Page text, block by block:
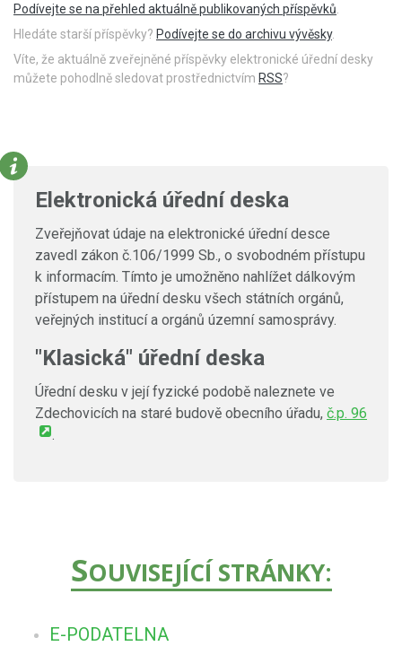
Podívejte se na přehled aktuálně publikovaných příspěvků
Hledáte starší příspěvky? Podívejte se do archivu vývěsky.
Víte, že aktuálně zveřejněné příspěvky elektronické úřední desky
můžete pohodlně sledovat prostřednictvím RSS?
Elektronická úřední deska
Zveřejňovat údaje na elektronické úřední desce
zavedl zákon č.106/1999 Sb., o svobodném přístupu
k informacím. Tímto je umožněno nahlížet dálkovým
přístupem na úřední desku všech státních orgánů,
veřejných institucí a orgánů územní samosprávy.
"Klasická" úřední deska
Úřední desku v její fyzické podobě naleznete ve
Zdechovicích na staré budově obecního úřadu, č.p. 96
.
SOUVISEJÍCÍ STRÁNKY:
E-PODATELNA